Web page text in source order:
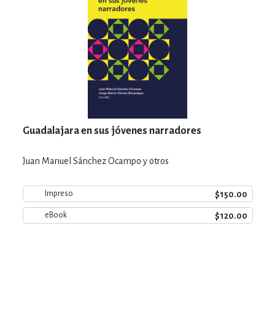
Guadalajara en sus jóvenes narradores
Juan Manuel Sánchez Ocampo y otros
Impreso $150.00
eBook $120.00